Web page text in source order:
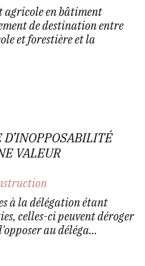
agricole en bâtiment
de destination entre
et forestière et la
VALEUR
à la délégation étant
celles-ci peuvent déroger
au déléga...